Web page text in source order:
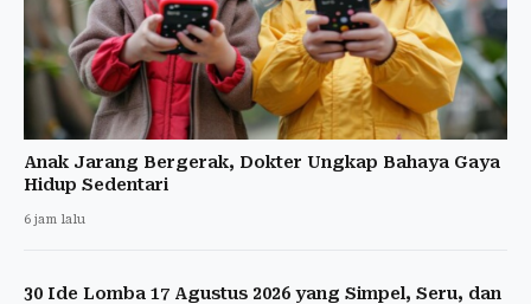
Anak Jarang Bergerak, Dokter Ungkap Bahaya Gaya
Hidup Sedentari
6 jam lalu
30 Ide Lomba 17 Agustus 2026 yang Simpel, Seru, dan